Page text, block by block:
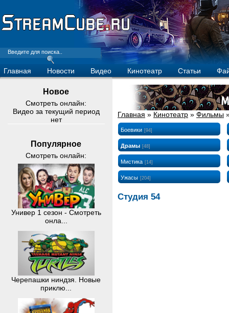
Главная Новости Видео Кинотеатр Статьи
Новое
Смотреть онлайн:
Видео за текущий период
нет
Популярное
Смотреть онлайн:
Универ 1 сезон - Смотреть
онла...
Черепашки ниндзя. Новые
приклю...
Главная » Кинотеатр » Фильмы
Боевики [94]
Драмы [48]
Мистика [14]
Ужасы [204]
Студия 54